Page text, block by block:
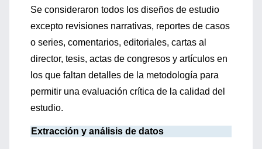
Se consideraron todos los diseños de estudio
excepto revisiones narrativas, reportes de casos
o series, comentarios, editoriales, cartas al
director, tesis, actas de congresos y artículos en
los que faltan detalles de la metodología para
permitir una evaluación crítica de la calidad del
estudio.
Extracción y análisis de datos